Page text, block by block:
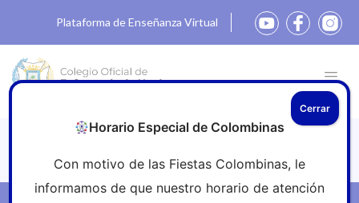
Plataforma de Enseñanza Virtual
Horario Especial de Colombinas
Con motivo de las Fiestas Colombinas, le
informamos de que nuestro horario de atención
Cerrar